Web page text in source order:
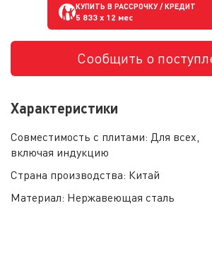
КУПИТЬ В РАССРОЧКУ / КРЕДИТ
5 833 x 12 мес
Сообщить о
Характеристики
Совместимость с плитами: Для всех,
включая индукцию
Страна производства: Китай
Материал: Нержавеющая сталь